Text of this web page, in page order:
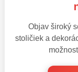
Objav široký
stoličiek a